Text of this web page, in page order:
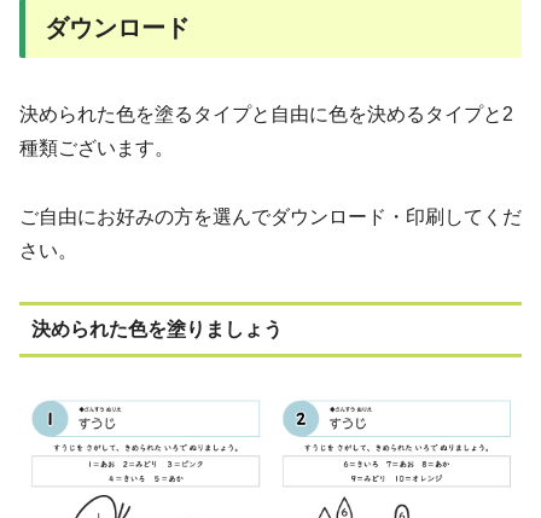
ダウンロード
決められた色を塗るタイプと自由に色を決めるタイプと2
種類ございます。
ご自由にお好みの方を選んでダウンロード・印刷してくだ
さい。
決められた色を塗りましょう